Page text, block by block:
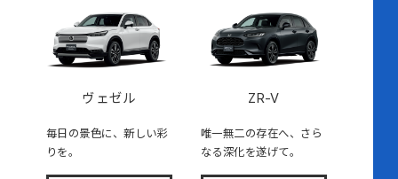
ヴェゼル
毎日の景色に、新しい彩
りを。
ZR-V
唯一無二の存在へ、さら
なる深化を遂げて。